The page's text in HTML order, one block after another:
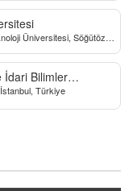
Üniversitesi, Söğütözü
İdari Bilimler
Türkiye